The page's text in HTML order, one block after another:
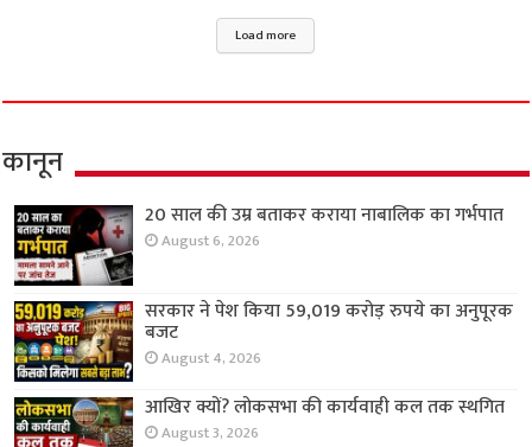
Load more
कानून
20 साल की उम्र बताकर कराया नाबालिक का गर्भपात
August 6, 2026
सरकार ने पेश किया 59,019 करोड़ रुपये का अनुपूरक
बजट
August 4, 2026
आखिर क्यों? लोकसभा की कार्यवाही कल तक स्थगित
August 3, 2026